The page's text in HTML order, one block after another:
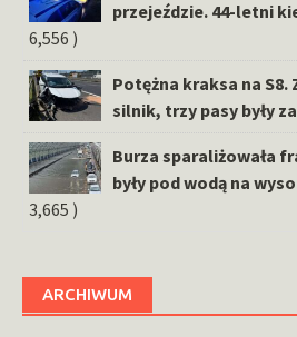
przejeździe. 44-letni
6,556 )
Potężna kraksa na S8.
silnik, trzy pasy były
Burza sparaliżowała
były pod wodą na
3,665 )
ARCHIWUM